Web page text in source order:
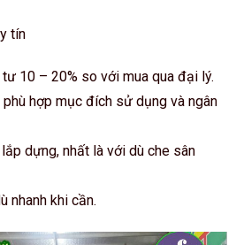
tín
10 – 20% so với mua qua đại lý.
hợp mục đích sử dụng và ngân
dựng, nhất là với dù che sân
nhanh khi cần.